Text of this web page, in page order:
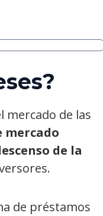
mercado de las
mercado
de la
de préstamos